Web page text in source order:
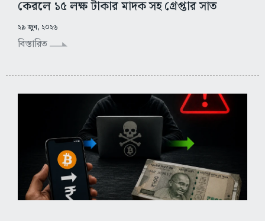
কেরলে ১৫ লক্ষ টাকার মাদক সহ গ্রেপ্তার সাত
২৯ জুন, ২০২৬
বিস্তারিত